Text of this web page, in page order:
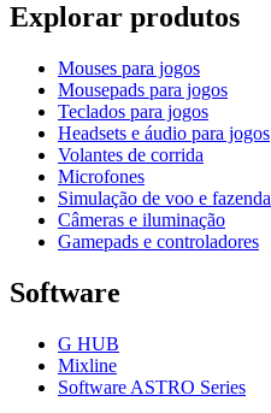
Explorar produtos
Mouses para jogos
Mousepads para jogos
Teclados para jogos
Headsets e áudio para jogos
Volantes de corrida
Microfones
Simulação de voo e fazenda
Câmeras e iluminação
Gamepads e controladores
Software
G HUB
Mixline
Software ASTRO Series